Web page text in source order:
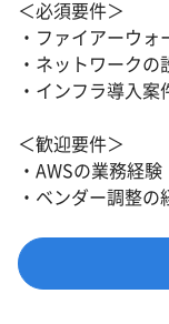
＜必須要件＞
・ファイアーウ
・ネットワークの
・インフラ導入
＜歓迎要件＞
・AWSの業務経
・ベンダー調整の